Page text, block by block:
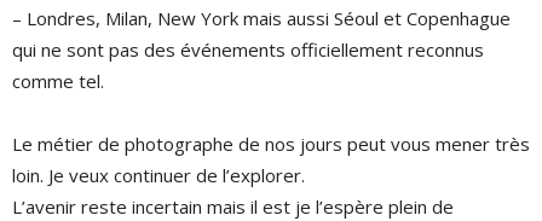
– Londres, Milan, New York mais aussi Séoul et Copenhague
qui ne sont pas des événements officiellement reconnus
comme tel.
Le métier de photographe de nos jours peut vous mener très
loin. Je veux continuer de l’explorer.
L’avenir reste incertain mais il est je l’espère plein de